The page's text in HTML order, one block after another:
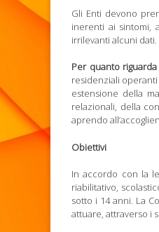
Gli Enti devono
inerenti ai sintomi,
irrilevanti alcuni dati.
Per quanto
residenziali
estensione della
relazionali, della
aprendo
Obiettivi
In accordo con la
riabilitativo,
sotto i 14 anni. La
attuare, attraverso i